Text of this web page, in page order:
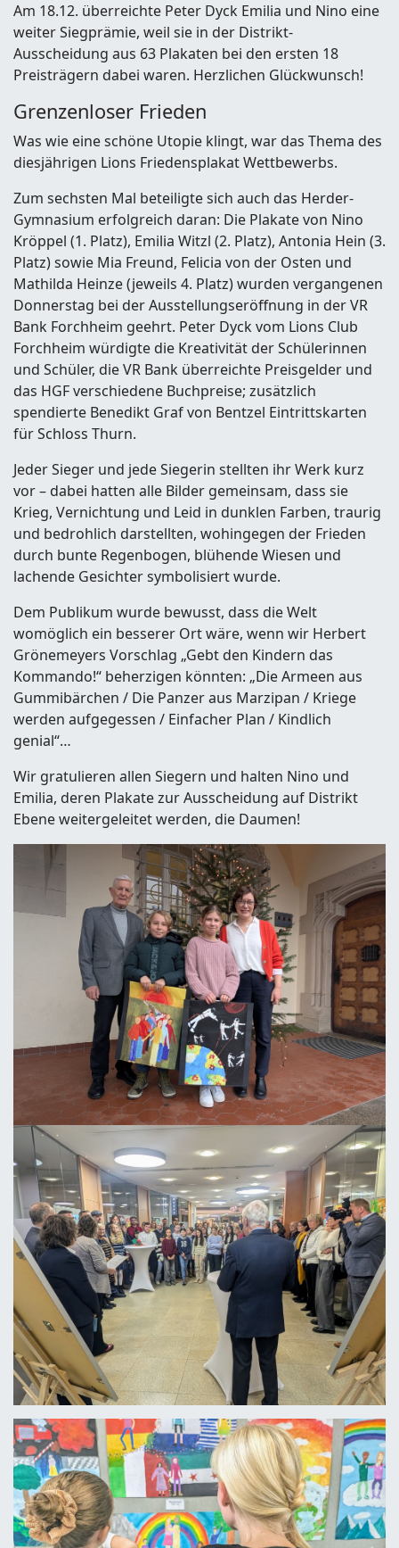
Am 18.12. überreichte Peter Dyck Emilia und Nino eine
weiter Siegprämie, weil sie in der Distrikt-
Ausscheidung aus 63 Plakaten bei den ersten 18
Preisträgern dabei waren. Herzlichen Glückwunsch!
Grenzenloser Frieden
Was wie eine schöne Utopie klingt, war das Thema des
diesjährigen Lions Friedensplakat Wettbewerbs.
Zum sechsten Mal beteiligte sich auch das Herder-
Gymnasium erfolgreich daran: Die Plakate von Nino
Kröppel (1. Platz), Emilia Witzl (2. Platz), Antonia Hein (3.
Platz) sowie Mia Freund, Felicia von der Osten und
Mathilda Heinze (jeweils 4. Platz) wurden vergangenen
Donnerstag bei der Ausstellungseröffnung in der VR
Bank Forchheim geehrt. Peter Dyck vom Lions Club
Forchheim würdigte die Kreativität der Schülerinnen
und Schüler, die VR Bank überreichte Preisgelder und
das HGF verschiedene Buchpreise; zusätzlich
spendierte Benedikt Graf von Bentzel Eintrittskarten
für Schloss Thurn.
Jeder Sieger und jede Siegerin stellten ihr Werk kurz
vor – dabei hatten alle Bilder gemeinsam, dass sie
Krieg, Vernichtung und Leid in dunklen Farben, traurig
und bedrohlich darstellten, wohingegen der Frieden
durch bunte Regenbogen, blühende Wiesen und
lachende Gesichter symbolisiert wurde.
Dem Publikum wurde bewusst, dass die Welt
womöglich ein besserer Ort wäre, wenn wir Herbert
Grönemeyers Vorschlag „Gebt den Kindern das
Kommando!“ beherzigen könnten: „Die Armeen aus
Gummibärchen / Die Panzer aus Marzipan / Kriege
werden aufgegessen / Einfacher Plan / Kindlich
genial“…
Wir gratulieren allen Siegern und halten Nino und
Emilia, deren Plakate zur Ausscheidung auf Distrikt
Ebene weitergeleitet werden, die Daumen!